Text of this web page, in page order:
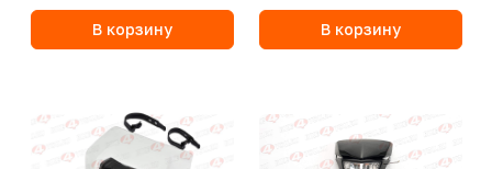
В корзину В корзину